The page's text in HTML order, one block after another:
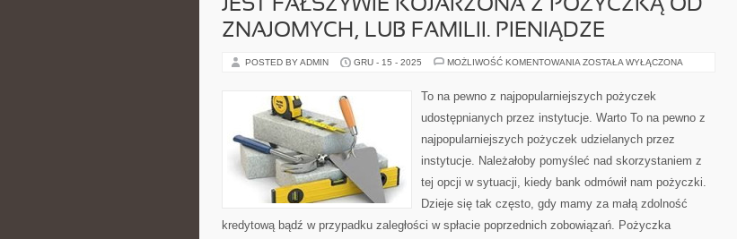
JEST FAŁSZYWIE KOJARZONA Z POŻYCZKĄ OD
ZNAJOMYCH, LUB FAMILII. PIENIĄDZE
POSTED BY ADMIN GRU - 15 - 2025 MOŻLIWOŚĆ KOMENTOWANIA JEST
POŻYCZKĄ
ZNAJOMYCH,
FAMILII.
ZOSTAŁA WYŁĄCZONA
To na pewno z najpopularniejszych pożyczek
udostępnianych przez instytucje. Warto To na pewno z
najpopularniejszych pożyczek udzielanych przez
instytucje. Należałoby pomyśleć nad skorzystaniem z
tej opcji w sytuacji, kiedy bank odmówił nam pożyczki.
Dzieje się tak często, gdy mamy za małą zdolność
kredytową bądź w przypadku zaległości w spłacie poprzednich zobowiązań. Pożyczka